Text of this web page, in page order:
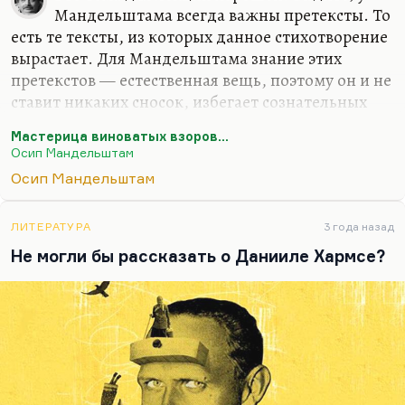
Мандельштама всегда важны претексты. То
есть те тексты, из которых данное стихотворение
вырастает. Для Мандельштама знание этих
претекстов — естественная вещь, поэтому он и не
ставит никаких сносок, избегает сознательных
Ахматова называла «Турчанкой» и,
соответственно, лучшим стихотворением о любви
XX века,— это, конечно, сильное преувеличение.
имеет совершенно конкретные литературные
корни. Их два: это стихотворение Гумилева
«Константинополь». Мандельштам постоянно
находился с Гумилевым в довольно напряженном
внутреннем контакте. И стихотворение Блока…
Мастерица виноватых взоров...
Осип Мандельштам
Осип Мандельштам
ЛИТЕРАТУРА 3 года назад
Не могли бы рассказать о Данииле Хармсе?